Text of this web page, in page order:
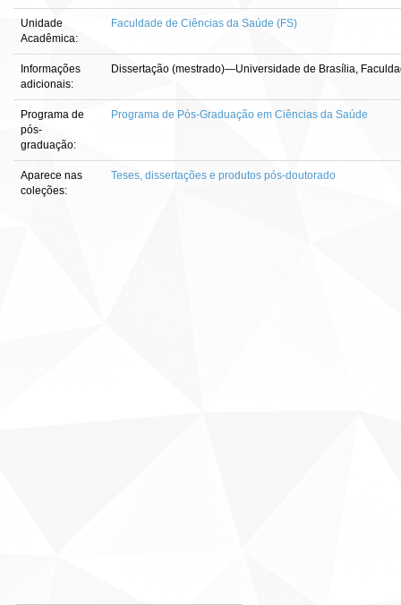
Unidade
Acadêmica:
Faculdade de Ciências da Saúde (FS)
Informações
adicionais:
Dissertação (mestrado)—Universidade de Brasília,
Programa de
pós-
graduação:
Programa de Pós-Graduação em Ciências da Saúde
Aparece nas
coleções:
Teses, dissertações e produtos pós-doutorado